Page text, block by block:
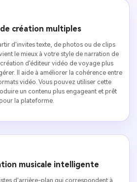
de création multiples
d'invites texte, de photos ou de clips
le mieux à votre style de narration de
d'éditeur vidéo de voyage plus
Il aide à améliorer la cohérence entre
vidéo. Vous pouvez utiliser cette
un contenu plus engageant et prêt
la plateforme.
musicale intelligente
d'arrière-plan qui correspondent à